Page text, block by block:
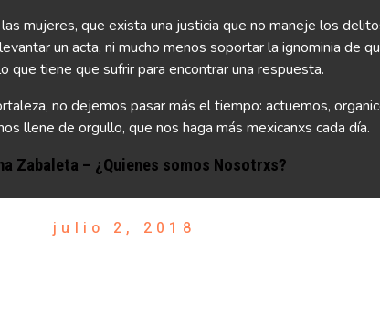
mujeres, que exista una justicia que no maneje los
un acta, ni mucho menos soportar la ignominia de
que tiene que sufrir para encontrar una respuesta.
no dejemos pasar más el tiempo: actuemos,
llene de orgullo, que nos haga más mexicanxs cada día.
Zabaleta – ¿Quienes somos Nosotrxs?
julio 2, 2018